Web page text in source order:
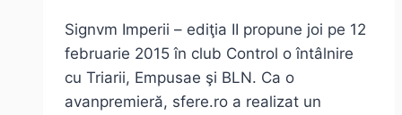
Signvm Imperii – ediţia II propune joi pe 12
februarie 2015 în club Control o întâlnire
cu Triarii, Empusae şi BLN. Ca o
avanpremieră, sfere.ro a realizat un